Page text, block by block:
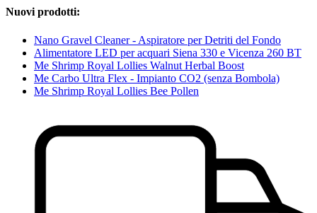
Nuovi prodotti:
Nano Gravel Cleaner - Aspiratore per Detriti del Fondo
Alimentatore LED per acquari Siena 330 e Vicenza 260 BT
Me Shrimp Royal Lollies Walnut Herbal Boost
Me Carbo Ultra Flex - Impianto CO2 (senza Bombola)
Me Shrimp Royal Lollies Bee Pollen